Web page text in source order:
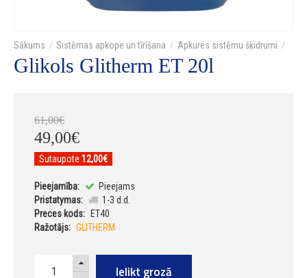
Sistēmas apkope un tīrīšana Apkures sistēmu šķidrumi
Glikols Glitherm ET 20l
61,00€
49,00€
Sutaupote 12,00€
Pieejamība:
Pieejams
Pristatymas:
1-3 d.d.
Preces kods:
ET40
Ražotājs: GLITHERM
Ielikt grozā